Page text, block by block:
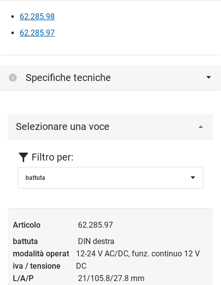
62.285.98
62.285.97
Specifiche tecniche
Selezionare una voce
Filtro per:
battuta
62.285.97
DIN destra
12-24 V AC/DC, funz. continuo 12 V
DC
21/105.8/27.8 mm